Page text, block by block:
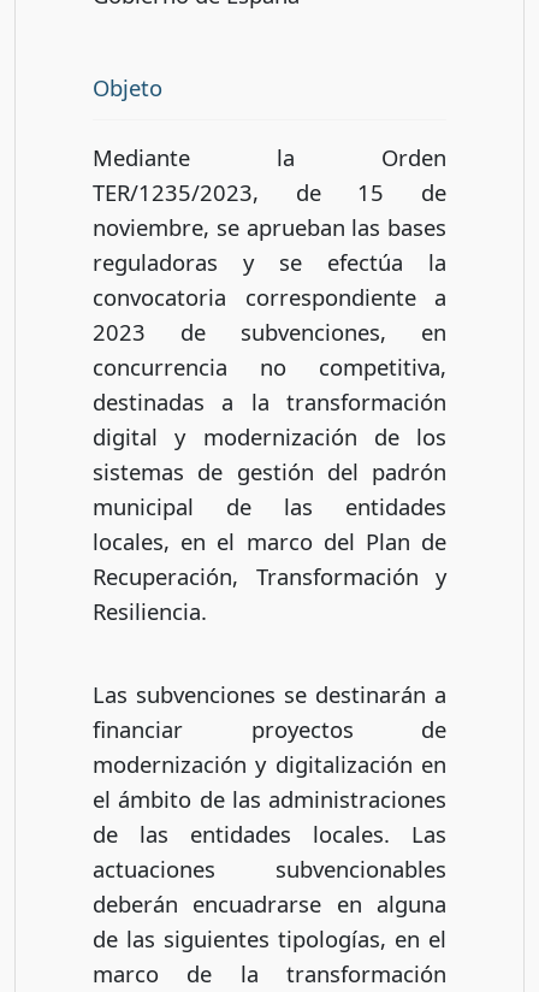
Objeto
Mediante la Orden
TER/1235/2023, de 15 de
noviembre, se aprueban las bases
reguladoras y se efectúa la
convocatoria correspondiente a
2023 de subvenciones, en
concurrencia no competitiva,
destinadas a la transformación
digital y modernización de los
sistemas de gestión del padrón
municipal de las entidades
locales, en el marco del Plan de
Recuperación, Transformación y
Resiliencia.
Las subvenciones se destinarán a
financiar proyectos de
modernización y digitalización en
el ámbito de las administraciones
de las entidades locales. Las
actuaciones subvencionables
deberán encuadrarse en alguna
de las siguientes tipologías, en el
marco de la transformación